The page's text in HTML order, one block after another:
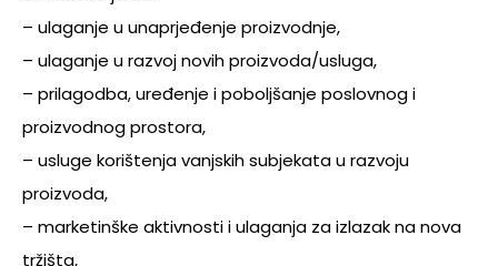
– ulaganje u unaprjeđenje proizvodnje,
– ulaganje u razvoj novih proizvoda/usluga,
– prilagodba, uređenje i poboljšanje poslovnog i
proizvodnog prostora,
– usluge korištenja vanjskih subjekata u razvoju
proizvoda,
– marketinške aktivnosti i ulaganja za izlazak na nova
tržišta,